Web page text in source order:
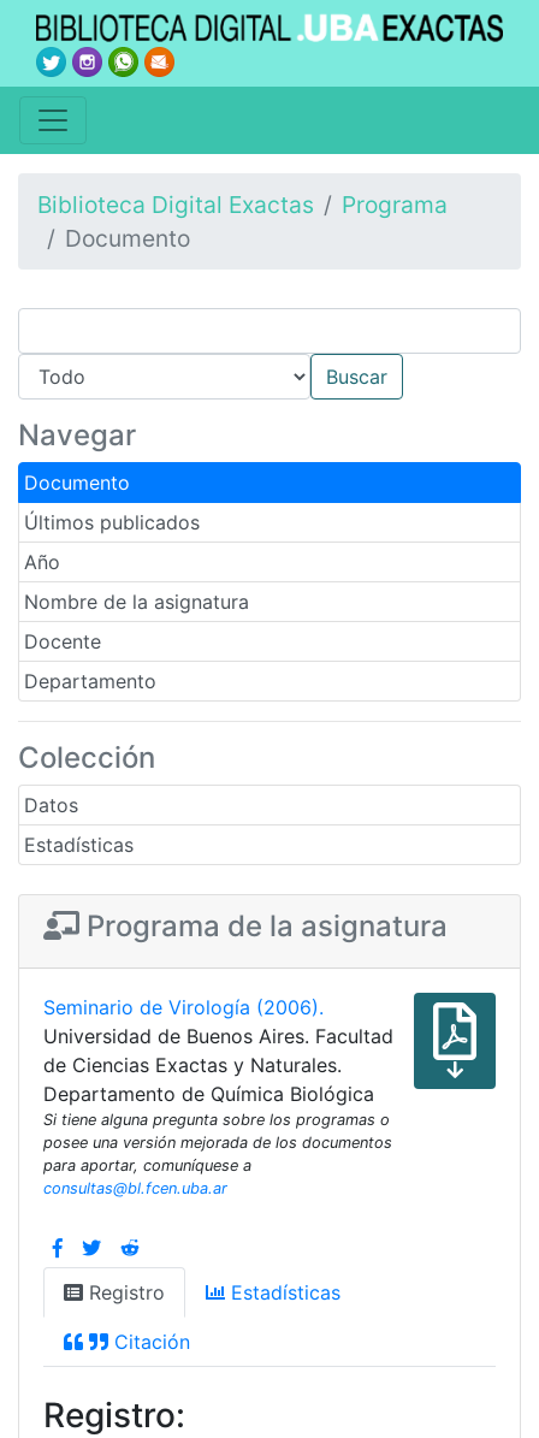
Biblioteca Digital Exactas
Programa
Documento
Navegar
Documento
Últimos publicados
Año
Nombre de la asignatura
Docente
Departamento
Colección
Datos
Estadísticas
Programa de la asignatura
Seminario de Virología (2006).
Universidad de Buenos Aires. Facultad
de Ciencias Exactas y Naturales.
Departamento de Química Biológica
Si tiene alguna pregunta sobre los programas o
posee una versión mejorada de los documentos
para aportar, comuníquese a
consultas@bl.fcen.uba.ar
Registro Estadísticas
Citación
Registro: